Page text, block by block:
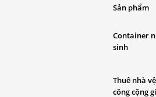
Sản phẩm
Container
sinh
Thuê nhà
công cộng